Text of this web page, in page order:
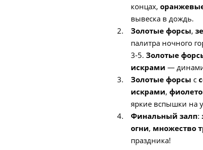
концах,
вывеска в дождь.
Золотые форсы,
палитра ночного
3-5. Золотые
искрами —
Золотые форсы с
искрами,
яркие вспышки на
Финальный залп:
огни, множество
праздника!